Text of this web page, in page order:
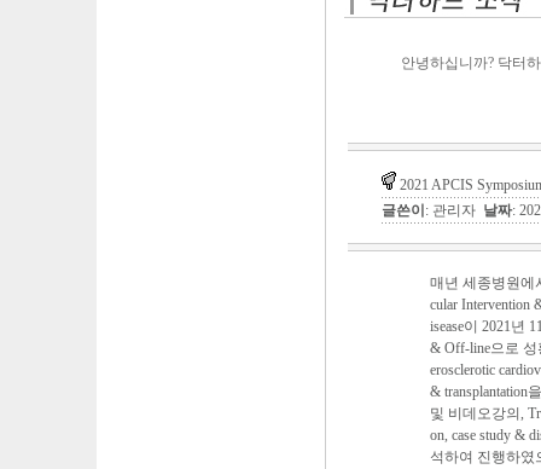
안녕하십니까? 닥터
2021 APCIS
글쓴이 : 관리자 날짜:
매년 세종병원에
cular Intervention
isease이 2021년
& Off-line으로 성
erosclerotic
& transplantation
및 비데오강의,
on, case study &
석하여 진행하였